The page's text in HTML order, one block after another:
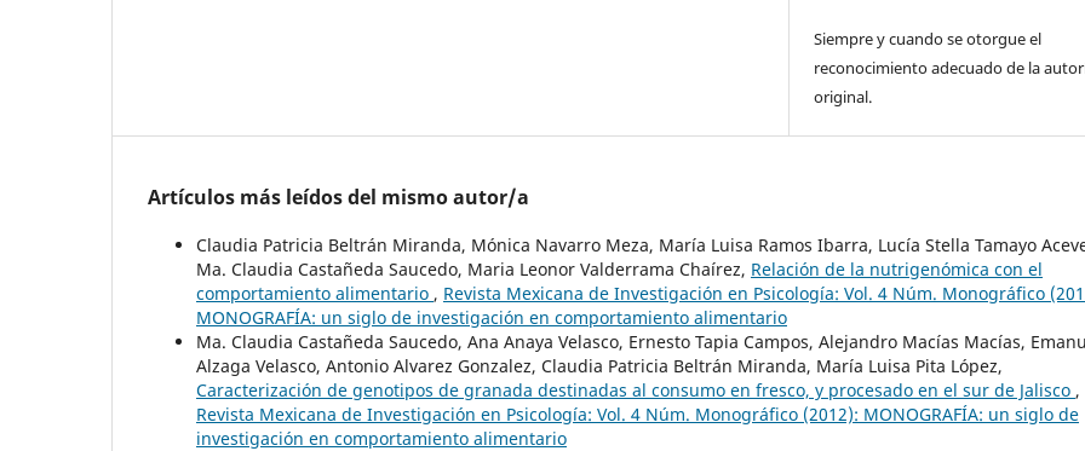
Siempre y cuando se otorgue el
reconocimiento adecuado de la
original.
Artículos más leídos del mismo autor/a
Claudia Patricia Beltrán Miranda, Mónica Navarro Meza, María Luisa Ramos Ibarra, Lucía Stella Tamayo
Ma. Claudia Castañeda Saucedo, Maria Leonor Valderrama Chaírez, Relación de la nutrigenómica con el
comportamiento alimentario , Revista Mexicana de Investigación en Psicología: Vol. 4 Núm. Monográfico
MONOGRAFÍA: un siglo de investigación en comportamiento alimentario
Ma. Claudia Castañeda Saucedo, Ana Anaya Velasco, Ernesto Tapia Campos, Alejandro Macías Macías,
Alzaga Velasco, Antonio Alvarez Gonzalez, Claudia Patricia Beltrán Miranda, María Luisa Pita López,
Caracterización de genotipos de granada destinadas al consumo en fresco, y procesado en el sur de Jalisco ,
Revista Mexicana de Investigación en Psicología: Vol. 4 Núm. Monográfico (2012): MONOGRAFÍA: un siglo de
investigación en comportamiento alimentario